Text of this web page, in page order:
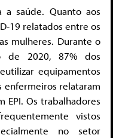
saúde. Quanto aos
19 relatados entre os
mulheres. Durante o
de 2020, 87% dos
equipamentos
enfermeiros relataram
EPI. Os trabalhadores
vistos
no setor